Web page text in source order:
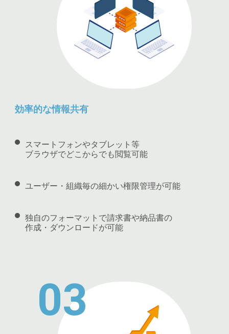
効率的な情報共有
スマートフォンやタブレット等
ブラウザでどこからでも閲覧可能
ユーザー・組織毎の細かい権限管理が可能
独自のフォーマットで請求書や納品書の
作成・ダウンロードが可能
03